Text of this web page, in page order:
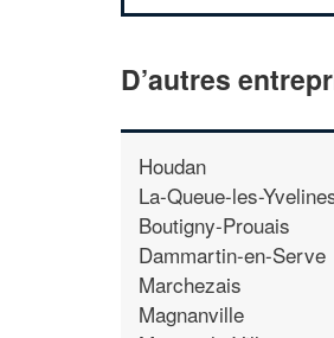
D’autres
Houdan
La-Queue-les-
Boutigny-Prouais
Dammartin-en-Serve
Marchezais
Magnanville